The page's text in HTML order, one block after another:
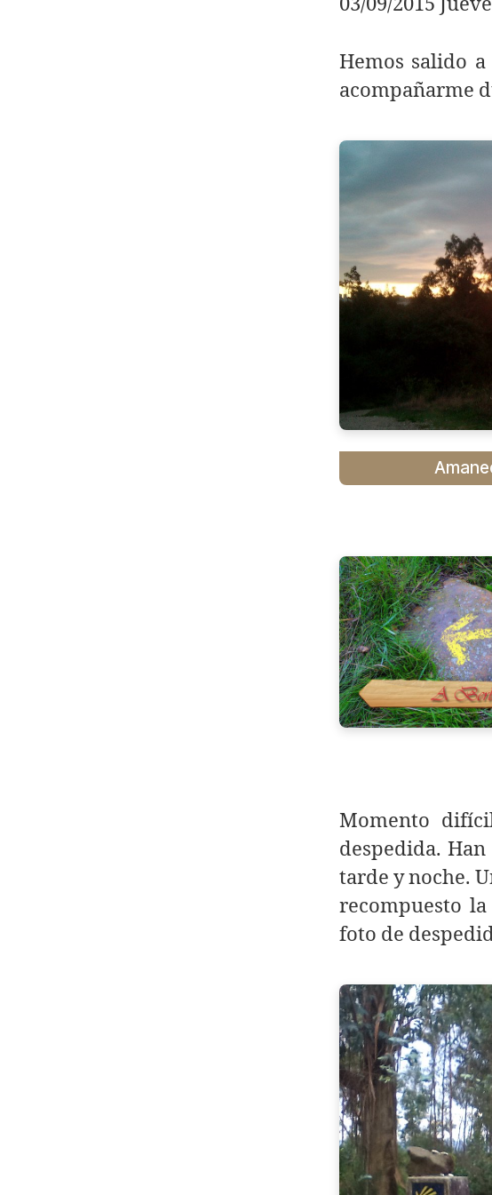
Hemos salido
acompañarme
Momento
despedida.
tarde y noche.
recompuesto
foto de